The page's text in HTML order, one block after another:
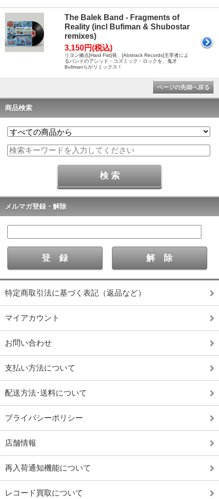
The Balek Band - Fragments of
Reality (incl Bufiman & Shubostar
remixes)
3,150円(税込)
リヨン拠点[Hard Fist]発、[Abstrack Records]主宰者によ
るバンドのアシッド・コズミック・ロックを、鬼才
Bufimanらがリミックス！
ページの先頭へ戻る
商品検索
メルマガ登録・解除
特定商取引法に基づく表記（返品など）
マイアカウント
お問い合わせ
支払い方法について
配送方法･送料について
プライバシーポリシー
店舗情報
再入荷通知機能について
レコード買取について